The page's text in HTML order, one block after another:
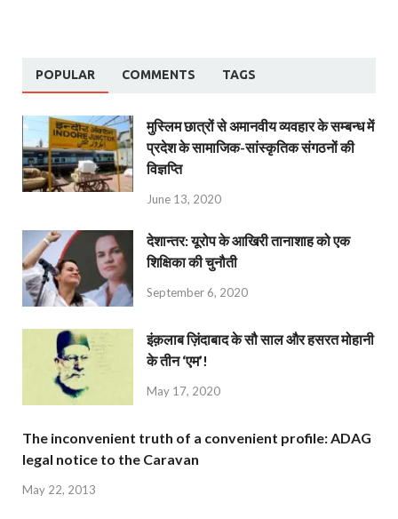
POPULAR COMMENTS TAGS
मुस्लिम छात्रों से अमानवीय व्यवहार के सम्बन्ध में
प्रदेश के सामाजिक-सांस्कृतिक संगठनों की
विज्ञप्ति
June 13, 2020
देशान्‍तर: यूरोप के आखिरी तानाशाह को एक
शिक्षिका की चुनौती
September 6, 2020
इंक़लाब ज़िंदाबाद के सौ साल और हसरत मोहानी
के तीन ‘एम’!
May 17, 2020
The inconvenient truth of a convenient profile: ADAG
legal notice to the Caravan
May 22, 2013